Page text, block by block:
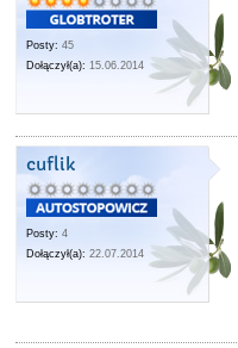
Posty: 45
Dołączył(a): 15.06.2014
cuflik
Posty: 4
Dołączył(a): 22.07.2014